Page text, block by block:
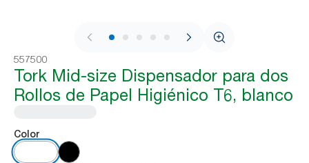
1 / 8
557500
Tork Mid-size Dispensador para dos
Rollos de Papel Higiénico T6, blanco
Color